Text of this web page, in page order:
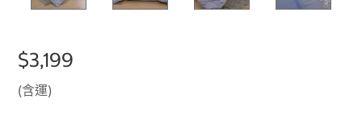
$3,199
(含運)